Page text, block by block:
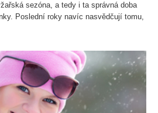
sezóna, a tedy i ta správná doba
Poslední roky navíc nasvědčují tomu,